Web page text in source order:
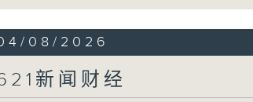
08/2026
新闻财经